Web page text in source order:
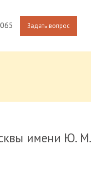
Задать вопрос
имени Ю. М.